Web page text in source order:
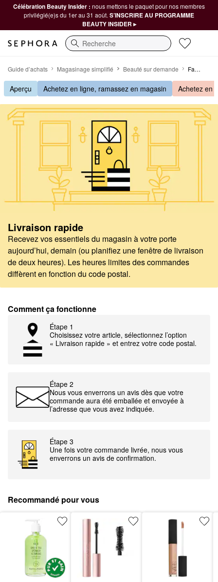
Célébration Beauty Insider : nous mettons le paquet pour nos membres
privilégié(e)s du 1er au 31 août. S’INSCRIRE AU PROGRAMME
BEAUTY INSIDER ▸
Recherche
Guide d’achats Magasinage simplifié Beauté sur demande Fast Delivery
Aperçu Achetez en ligne, ramassez en magasin Achetez en
Livraison rapide
Recevez vos essentiels du magasin à votre porte
aujourd’hui, demain (ou planifiez une fenêtre de livraison
de deux heures). Les heures limites des commandes
diffèrent en fonction du code postal.
Comment ça fonctionne
Étape 1
Choisissez votre article, sélectionnez l’option
« Livraison rapide » et entrez votre code postal.
Étape 2
Nous vous enverrons un avis dès que votre
commande aura été emballée et envoyée à
l’adresse que vous avez indiquée.
Étape 3
Une fois votre commande livrée, nous vous
enverrons un avis de confirmation.
Recommandé pour vous